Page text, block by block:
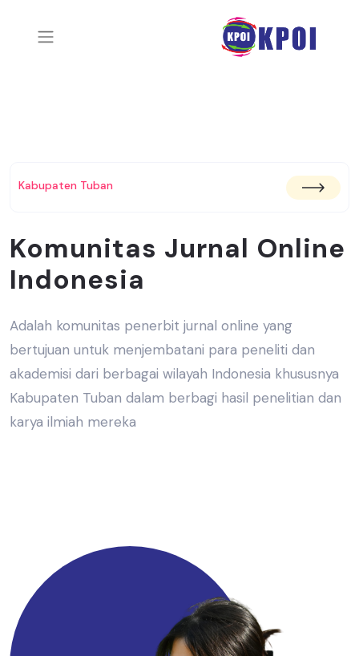
Kabupaten Tuban
Komunitas Jurnal Online
Indonesia
Adalah komunitas penerbit jurnal online yang
bertujuan untuk menjembatani para peneliti dan
akademisi dari berbagai wilayah Indonesia khususnya
Kabupaten Tuban dalam berbagi hasil penelitian dan
karya ilmiah mereka